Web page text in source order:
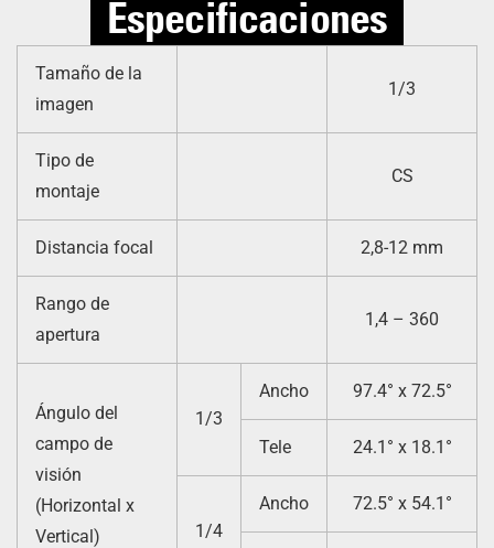
Especificaciones
Tamaño de la
imagen
1/3
Tipo de
montaje
CS
Distancia focal 2,8-12 mm
Rango de
apertura
1,4 – 360
Ángulo del
campo de
visión
(Horizontal x
Vertical)
1/3
Ancho 97.4° x 72.5°
Tele 24.1° x 18.1°
1/4
Ancho 72.5° x 54.1°